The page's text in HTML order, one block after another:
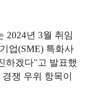
2024년 3월 취임
업(SME) 특화사
하겠다"고 발표했
쟁 우위 항목이